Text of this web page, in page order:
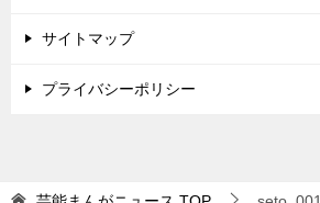
サイトマップ
プライバシーポリシー